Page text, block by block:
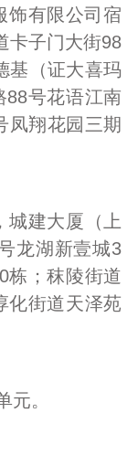
有限公司宿
卡子门大街98
基（证大喜玛
88号花语江南
凤翔花园三期
建大厦（上
龙湖新壹城3
栋；秣陵街道
化街道天泽苑
。